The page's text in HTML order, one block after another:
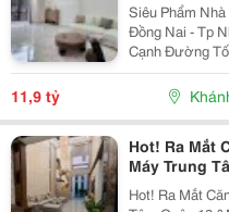
Siêu Phẩm
Đồng Nai - Tp
Cạnh Đường
Thị. Nhà Mới
Trúc Hiện Đại
11,9 tỷ
Hot! Ra Mắt
Máy Trung
Hot! Ra Mắt